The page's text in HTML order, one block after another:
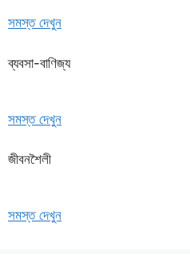
সমস্ত দেখুন
ব্যবসা-বাণিজ্য
সমস্ত দেখুন
জীবনশৈলী
সমস্ত দেখুন